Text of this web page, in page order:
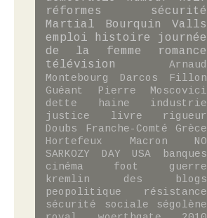
réformes
sécurité
Martial Bourquin
Valls
emploi
histoire
journée
de la femme
romance
télévision
Arnaud
Montebourg
Darcos
Fillon
Guéant
Pierre Moscovici
dette
haine
industrie
justice
livre
rigueur
Doubs
Franche-Comté
Grèce
Hortefeux
Macron
NO
SARKOZY DAY
USA
banques
cinéma
foot
guerre
kremlin des blogs
peopolitique
résistance
sécurité sociale
ségolène